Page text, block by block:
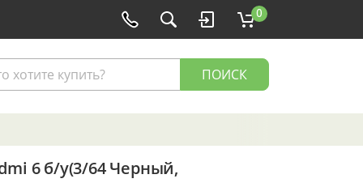
0
ПОИСК
6 б/у(3/64 Черный,